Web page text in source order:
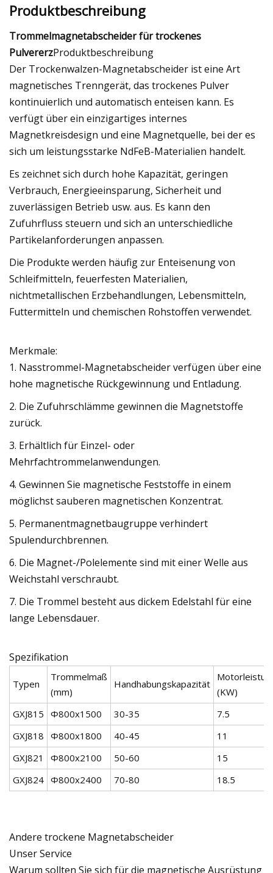
Produktbeschreibung
Trommelmagnetabscheider für trockenes
PulvererzProduktbeschreibung
Der Trockenwalzen-Magnetabscheider ist eine Art
magnetisches Trenngerät, das trockenes Pulver
kontinuierlich und automatisch enteisen kann. Es
verfügt über ein einzigartiges internes
Magnetkreisdesign und eine Magnetquelle, bei der es
sich um leistungsstarke NdFeB-Materialien handelt.
Es zeichnet sich durch hohe Kapazität, geringen
Verbrauch, Energieeinsparung, Sicherheit und
zuverlässigen Betrieb usw. aus. Es kann den
Zufuhrfluss steuern und sich an unterschiedliche
Partikelanforderungen anpassen.
Die Produkte werden häufig zur Enteisenung von
Schleifmitteln, feuerfesten Materialien,
nichtmetallischen Erzbehandlungen, Lebensmitteln,
Futtermitteln und chemischen Rohstoffen verwendet.
Merkmale:
1. Nasstrommel-Magnetabscheider verfügen über eine
hohe magnetische Rückgewinnung und Entladung.
2. Die Zufuhrschlämme gewinnen die Magnetstoffe
zurück.
3. Erhältlich für Einzel- oder
Mehrfachtrommelanwendungen.
4. Gewinnen Sie magnetische Feststoffe in einem
möglichst sauberen magnetischen Konzentrat.
5. Permanentmagnetbaugruppe verhindert
Spulendurchbrennen.
6. Die Magnet-/Polelemente sind mit einer Welle aus
Weichstahl verschraubt.
7. Die Trommel besteht aus dickem Edelstahl für eine
lange Lebensdauer.
Spezifikation
Typen
Trommelmaß
(mm)
Handhabungskapazität
(KW)
GXJ815 Φ800x1500 30-35
7.5
GXJ818 Φ800x1800 40-45
11
GXJ821
Φ800x2100 50-60
15
GXJ824 Φ800x2400 70-80 18.5
Andere trockene Magnetabscheider
Unser Service
Warum sollten Sie sich für die magnetische Ausrüstung